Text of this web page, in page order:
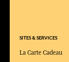
SITES & SERVICES
La Carte Cadeau